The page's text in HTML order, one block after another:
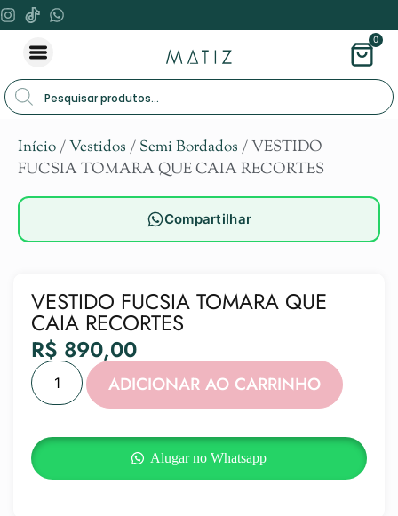
0
Início/Vestidos / Semi Bordados / VESTIDO
FUCSIA TOMARA QUE CAIA RECORTES
Compartilhar
VESTIDO FUCSIA TOMARA QUE
CAIA RECORTES
R$ 890,00
ADICIONAR AO CARRINHO
Alugar no Whatsapp